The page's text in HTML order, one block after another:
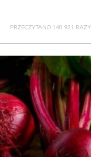
PRZECZYTANO 140 931 RAZY